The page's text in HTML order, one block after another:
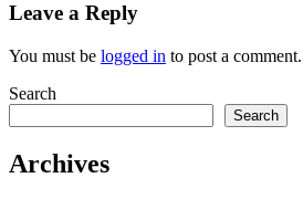
Leave a Reply
You must be logged in to post a comment.
Search
Search
Archives